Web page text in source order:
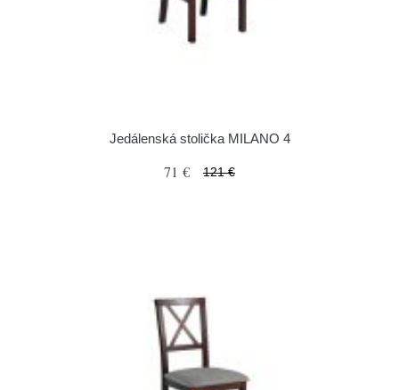
Jedálenská stolička MILANO 4
71 € 121 €